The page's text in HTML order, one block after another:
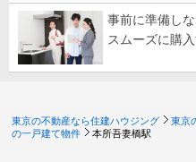
事前に準備し
スムーズに購
東京の不動産なら住建ハウジング 東京
の一戸建て物件
本所吾妻橋駅